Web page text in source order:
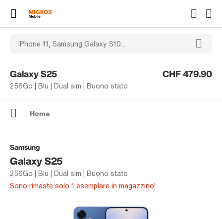
Galaxy S25
256Go | Blu | Dual sim | Buono stato
CHF 479.90
Home
Samsung
Galaxy S25
256Go | Blu | Dual sim | Buono stato
Sono rimaste solo 1 esemplare in magazzino!